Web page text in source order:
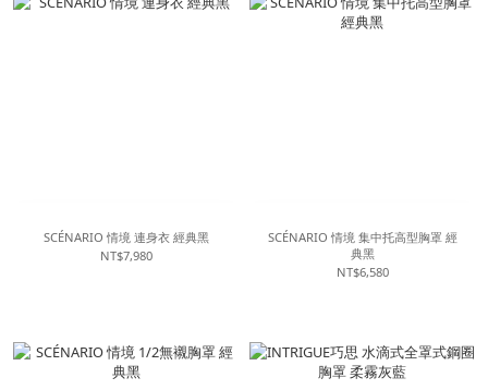
SCÉNARIO 情境 連身衣 經典黑
NT$7,980
SCÉNARIO 情境 集中托高型胸罩 經
典黑
NT$6,580